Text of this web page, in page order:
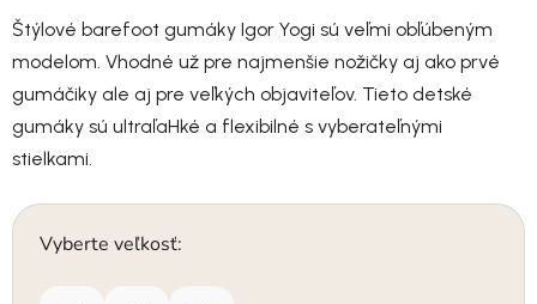
Štýlové barefoot gumáky Igor Yogi sú veľmi obľúbeným
modelom. Vhodné už pre najmenšie nožičky aj ako prvé
gumáčiky ale aj pre veľkých objaviteľov. Tieto detské
gumáky sú ultraľaHké a flexibilné s vyberateľnými
stielkami.
Vyberte veľkosť: